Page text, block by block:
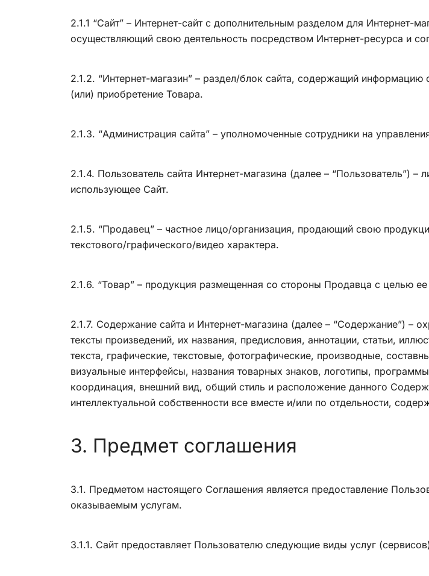
2.1.1 “Сайт” – Интернет-сайт с дополнительным разделом для
осуществляющий свою деятельность посредством Интернет-ресурса и
2.1.2. “Интернет-магазин” – раздел/блок сайта, содержащий
(или) приобретение Товара.
2.1.3. “Администрация сайта” – уполномоченные сотрудники на
2.1.4. Пользователь сайта Интернет-магазина (далее – “Пользователь”)
использующее Сайт.
2.1.5. “Продавец” – частное лицо/организация, продающий свою
текстового/графического/видео характера.
2.1.6. “Товар” – продукция размещенная со стороны Продавца с целью
2.1.7. Содержание сайта и Интернет-магазина (далее – “Содержание”) –
тексты произведений, их названия, предисловия, аннотации, статьи,
текста, графические, текстовые, фотографические, производные,
визуальные интерфейсы, названия товарных знаков, логотипы,
координация, внешний вид, общий стиль и расположение данного
интеллектуальной собственности все вместе и/или по отдельности,
3. Предмет соглашения
3.1. Предметом настоящего Соглашения является предоставление
оказываемым услугам.
3.1.1. Сайт предоставляет Пользователю следующие виды услуг